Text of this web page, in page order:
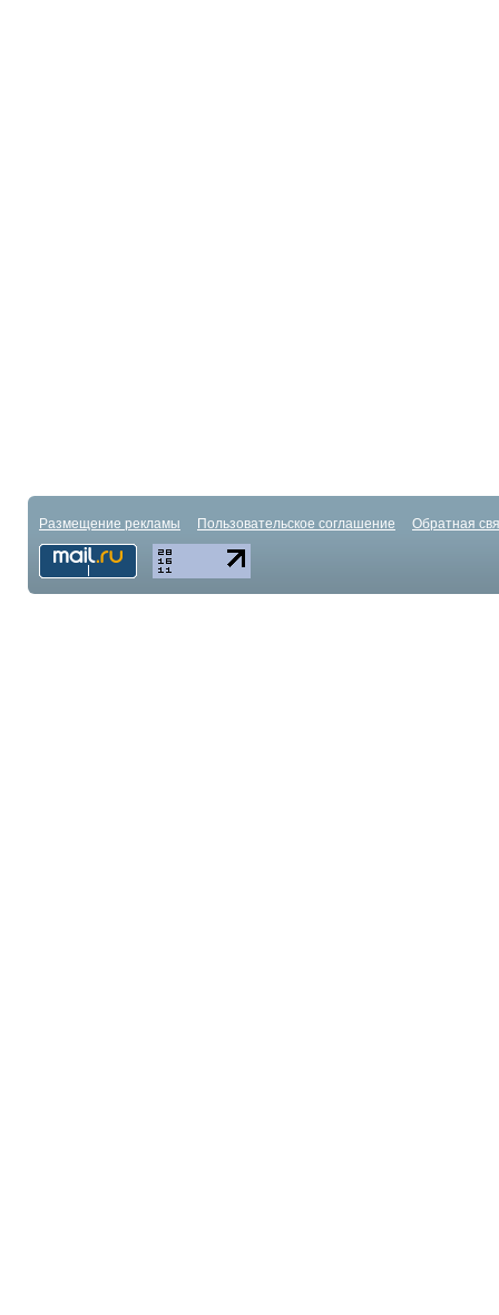
Размещение рекламы Пользовательское соглашение Обратная